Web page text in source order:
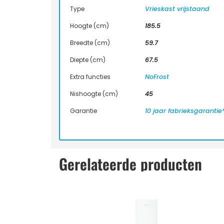
Type
Vrieskast vrijstaand
Hoogte (cm)
185.5
Breedte (cm)
59.7
Diepte (cm)
67.5
Extra functies
NoFrost
Nishoogte (cm)
45
Garantie
10 jaar
Gerelateerde producten